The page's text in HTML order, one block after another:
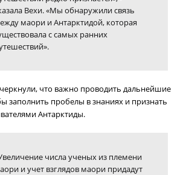
Вехи. «Мы обнаружили связь
маори и Антарктидой, которая
с самых ранних
что важно проводить дальнейшие
заполнить пробелы в знаниях и признать
Антарктиды.
числа ученых из племени
и учет взглядов маори придадут